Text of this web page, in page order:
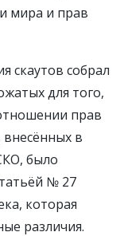
мира и прав
скаутов собрал
для того,
прав
в
было
№ 27
которая
различия.